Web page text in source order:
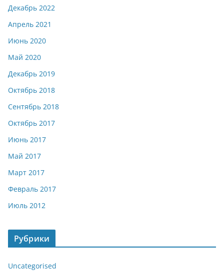
Декабрь 2022
Апрель 2021
Июнь 2020
Май 2020
Декабрь 2019
Октябрь 2018
Сентябрь 2018
Октябрь 2017
Июнь 2017
Май 2017
Март 2017
Февраль 2017
Июль 2012
Рубрики
Uncategorised